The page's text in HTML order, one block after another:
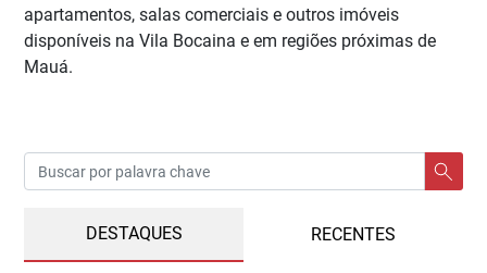
apartamentos, salas comerciais e outros imóveis
disponíveis na Vila Bocaina e em regiões próximas de
Mauá.
DESTAQUES RECENTES